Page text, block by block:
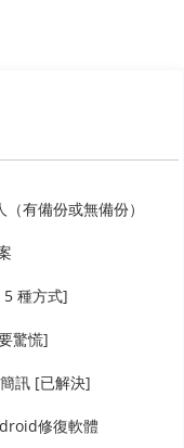
有備份或無備份）
種方式]
驚慌]
訊 [已解決]
修復軟體